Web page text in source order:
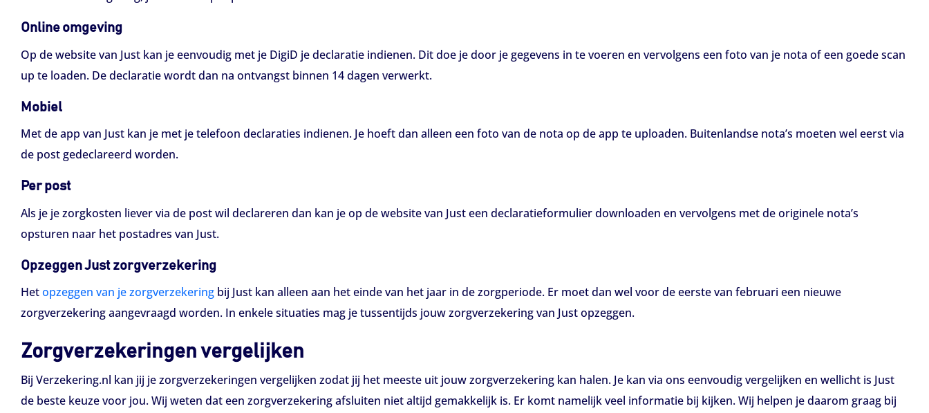
Online omgeving
Op de website van Just kan je eenvoudig met je DigiD je declaratie indienen. Dit doe je door je gegevens in te voeren en vervolgens een foto van je nota of een goede scan
up te loaden. De declaratie wordt dan na ontvangst binnen 14 dagen verwerkt.
Mobiel
Met de app van Just kan je met je telefoon declaraties indienen. Je hoeft dan alleen een foto van de nota op de app te uploaden. Buitenlandse nota’s moeten wel eerst via
de post gedeclareerd worden.
Per post
Als je je zorgkosten liever via de post wil declareren dan kan je op de website van Just een declaratieformulier downloaden en vervolgens met de originele nota’s
opsturen naar het postadres van Just.
Opzeggen Just zorgverzekering
Hetopzeggen van je zorgverzekering bij Just kan alleen aan het einde van het jaar in de zorgperiode. Er moet dan wel voor de eerste van februari een nieuwe
zorgverzekering aangevraagd worden. In enkele situaties mag je tussentijds jouw zorgverzekering van Just opzeggen.
Zorgverzekeringen vergelijken
Bij Verzekering.nl kan jij je zorgverzekeringen vergelijken zodat jij het meeste uit jouw zorgverzekering kan halen. Je kan via ons eenvoudig vergelijken en wellicht is Just
de beste keuze voor jou. Wij weten dat een zorgverzekering afsluiten niet altijd gemakkelijk is. Er komt namelijk veel informatie bij kijken. Wij helpen je daarom graag bij